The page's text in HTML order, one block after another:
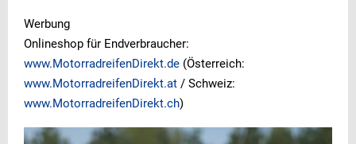
Werbung
Onlineshop für Endverbraucher:
www.MotorradreifenDirekt.de (Österreich:
www.MotorradreifenDirekt.at / Schweiz:
www.MotorradreifenDirekt.ch)